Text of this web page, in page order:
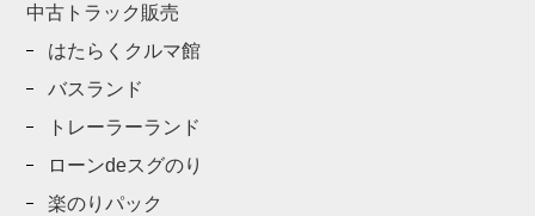
中古トラック販売
はたらくクルマ館
バスランド
トレーラーランド
ローンdeスグのり
楽のりパック